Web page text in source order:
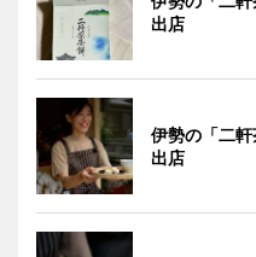
出店
伊勢の「二
出店